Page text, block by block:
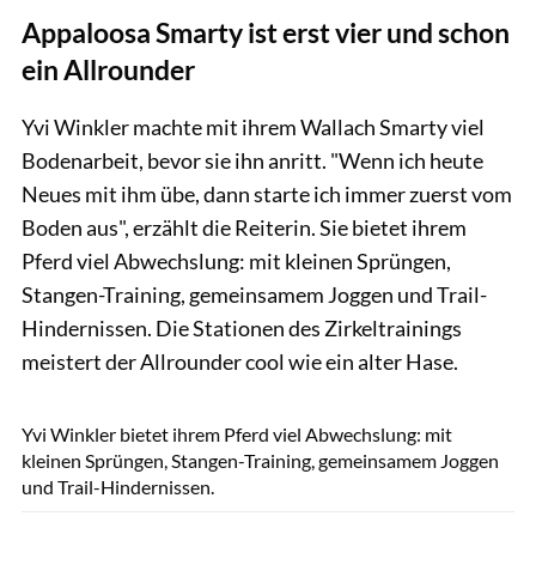
Appaloosa Smarty ist erst vier und schon
ein Allrounder
Yvi Winkler machte mit ihrem Wallach Smarty viel
Bodenarbeit, bevor sie ihn anritt. "Wenn ich heute
Neues mit ihm übe, dann starte ich immer zuerst vom
Boden aus", erzählt die Reiterin. Sie bietet ihrem
Pferd viel Abwechslung: mit kleinen Sprüngen,
Stangen-Training, gemeinsamem Joggen und Trail-
Hindernissen. Die Stationen des Zirkeltrainings
meistert der Allrounder cool wie ein alter Hase.
Yvi Winkler bietet ihrem Pferd viel Abwechslung: mit
kleinen Sprüngen, Stangen-Training, gemeinsamem Joggen
und Trail-Hindernissen.